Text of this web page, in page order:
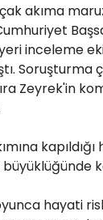
akıma
inceleme
Zeyrek'in
hayati